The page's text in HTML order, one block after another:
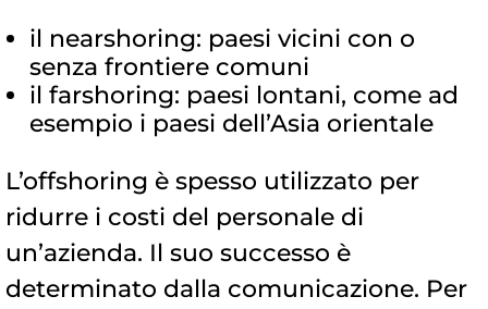
il nearshoring: paesi vicini con o
senza frontiere comuni
il farshoring: paesi lontani, come ad
esempio i paesi dell’Asia orientale
L’offshoring è spesso utilizzato per
ridurre i costi del personale di
un’azienda. Il suo successo è
determinato dalla comunicazione. Per